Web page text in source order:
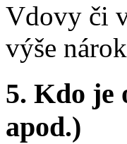
Vdovy či
výše
5. Kdo je
apod.)